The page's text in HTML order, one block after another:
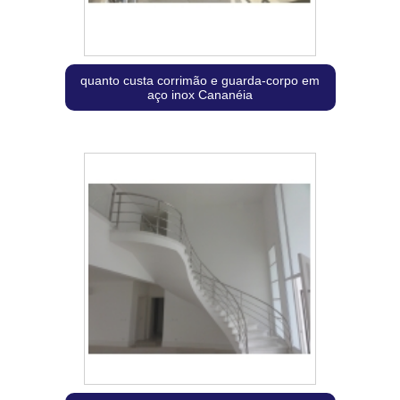
quanto custa corrimão e guarda-corpo em
aço inox Cananéia